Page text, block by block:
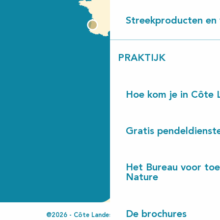
Streekproducten en
PRAKTIJK
Hoe kom je in Côte
Gratis
Het Bureau voor
Nature
De brochures
@2026 - Côte Landes Nature Tourisme